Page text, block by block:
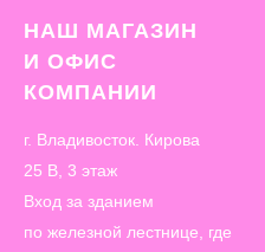
НАШ МАГАЗИН
И ОФИС
КОМПАНИИ
г. Владивосток. Кирова
25 В, 3 этаж
Вход за зданием
по железной лестнице, где